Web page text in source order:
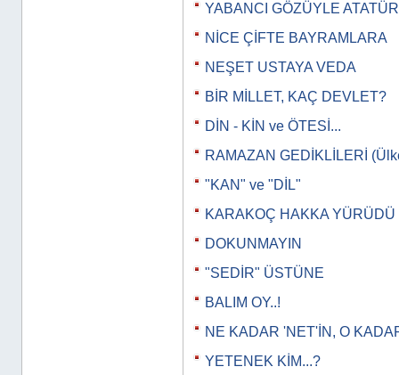
YABANCI GÖZÜYLE
NİCE ÇİFTE BAYRAMLARA
NEŞET USTAYA VEDA
BİR MİLLET, KAÇ DEVLET?
DİN - KİN ve ÖTESİ...
RAMAZAN GEDİKLİLERİ
"KAN" ve "DİL"
KARAKOÇ HAKKA YÜRÜDÜ
DOKUNMAYIN
"SEDİR" ÜSTÜNE
BALIM OY..!
NE KADAR 'NET'İN, O
YETENEK KİM...?